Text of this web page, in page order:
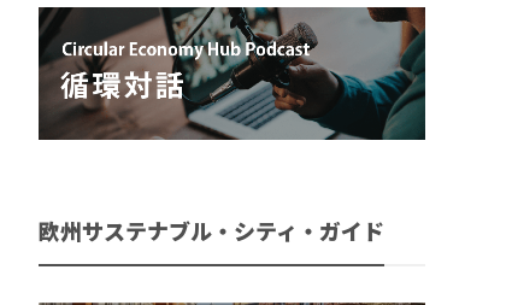
欧州サステナブル・シティ・ガイド